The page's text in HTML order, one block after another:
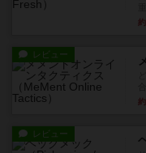
レビュー
レビュー